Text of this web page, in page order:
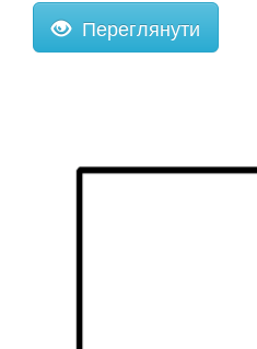
Переглянути